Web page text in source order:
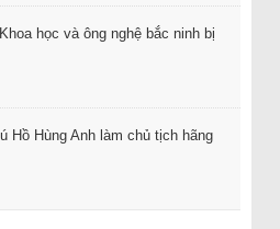
học và ông nghệ bắc ninh bị
Hồ Hùng Anh làm chủ tịch hãng